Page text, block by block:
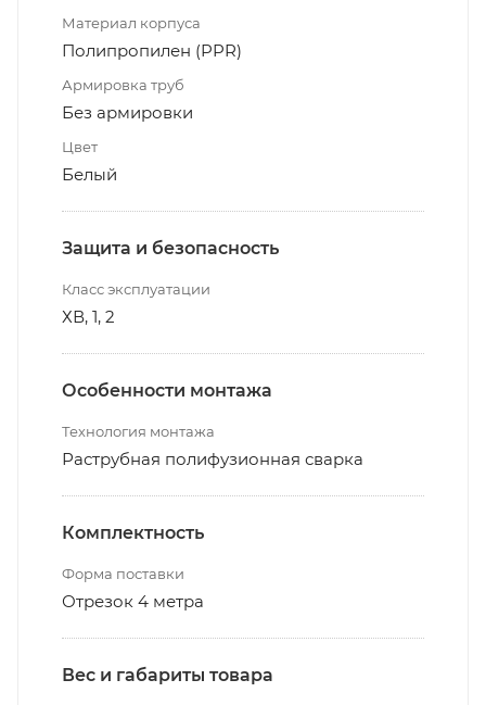
Материал корпуса
Полипропилен (PPR)
Армировка труб
Без армировки
Цвет
Белый
Защита и безопасность
Класс эксплуатации
ХВ, 1, 2
Особенности монтажа
Технология монтажа
Раструбная полифузионная сварка
Комплектность
Форма поставки
Отрезок 4 метра
Вес и габариты товара